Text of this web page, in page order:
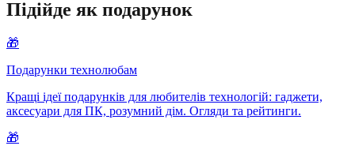
Підійде як подарунок
🎁
Подарунки технолюбам
Кращі ідеї подарунків для любителів технологій: гаджети,
аксесуари для ПК, розумний дім. Огляди та рейтинги.
🎁